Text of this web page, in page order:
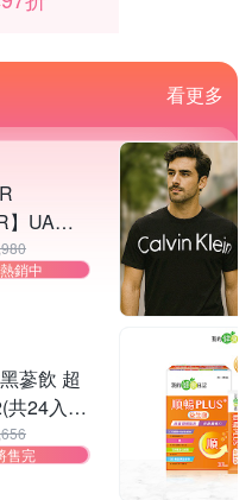
折
看更多
】UA
休閒鞋
銷中
蔘飲 超
共24入
售完